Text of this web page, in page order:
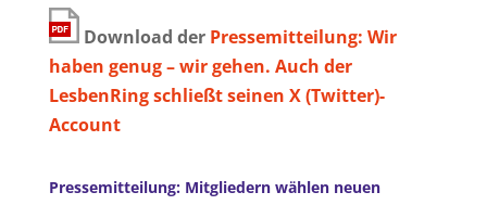
Download der Pressemitteilung: Wir
haben genug – wir gehen. Auch der
LesbenRing schließt seinen X (Twitter)-
Account
Pressemitteilung: Mitgliedern wählen neuen